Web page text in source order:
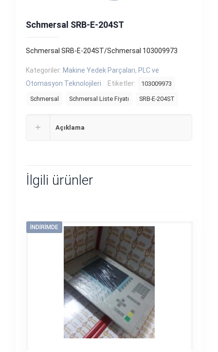
Schmersal SRB-E-204ST
Schmersal SRB-E-204ST/Schmersal 103009973
Kategoriler: Makine Yedek Parçaları, PLC ve
Otomasyon Teknolojileri
Etiketler: 103009973
Schmersal Schmersal Liste Fiyatı SRB-E-204ST
Açıklama
İlgili ürünler
İNDIRIMDE